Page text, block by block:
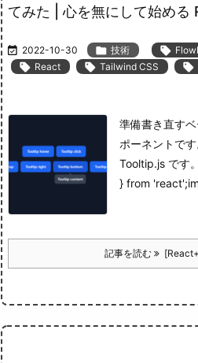
てみた | 心を無にして始める
 2022-10-30  技術 
 React  Tailwind CSS 
準備書き直す
ポーネントで
Tooltip.js です。
} from
記事を読む